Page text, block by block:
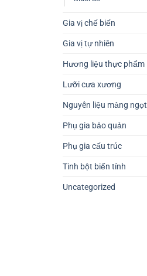
Gia vị chế biến
Gia vị tự nhiên
Hương liệu thực phẩm
Lưỡi cưa xương
Nguyên liệu mảng ngọt
Phụ gia bảo quản
Phụ gia cấu trúc
Tinh bột biến tính
Uncategorized